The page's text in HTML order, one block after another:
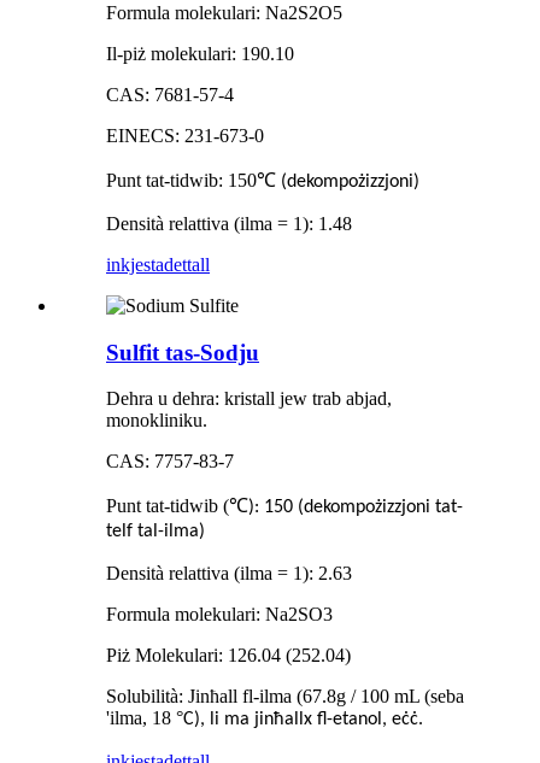
Formula molekulari: Na2S2O5
Il-piż molekulari: 190.10
CAS: 7681-57-4
EINECS: 231-673-0
Punt tat-tidwib: 150℃ (dekompożizzjoni)
Densità relattiva (ilma = 1): 1.48
inkjestadettall
Sulfit tas-Sodju
Dehra u dehra: kristall jew trab abjad,
monokliniku.
CAS: 7757-83-7
Punt tat-tidwib (℃): 150 (dekompożizzjoni tat-
telf tal-ilma)
Densità relattiva (ilma = 1): 2.63
Formula molekulari: Na2SO3
Piż Molekulari: 126.04 (252.04)
Solubilità: Jinħall fl-ilma (67.8g / 100 mL (seba
'ilma, 18 °C), li ma jinħallx fl-etanol, eċċ.